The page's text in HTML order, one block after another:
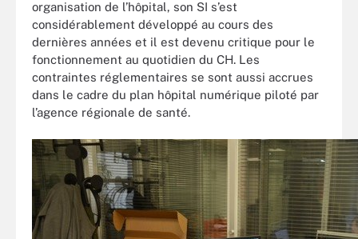
organisation de l’hôpital, son SI s’est
considérablement développé au cours des
dernières années et il est devenu critique pour le
fonctionnement au quotidien du CH. Les
contraintes réglementaires se sont aussi accrues
dans le cadre du plan hôpital numérique piloté par
l’agence régionale de santé.